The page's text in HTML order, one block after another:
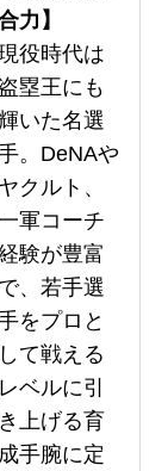
力】
役時代は
盗塁王にも
いた名選
。DeNAや
ヤクルト、
軍コーチ
験が豊富
で、若手選
をプロと
して戦える
レベルに引
き上げる育
成手腕に定